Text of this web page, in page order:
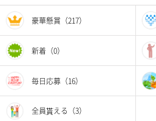
豪華懸賞（217）
新着（0）
毎日応募（16）
全員貰える（3）